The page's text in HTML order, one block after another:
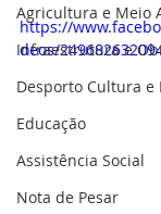
Agricultura e Meio
Infraestrutura e
Desporto Cultura e
Educação
Assistência Social
Nota de Pesar
https://
deos/